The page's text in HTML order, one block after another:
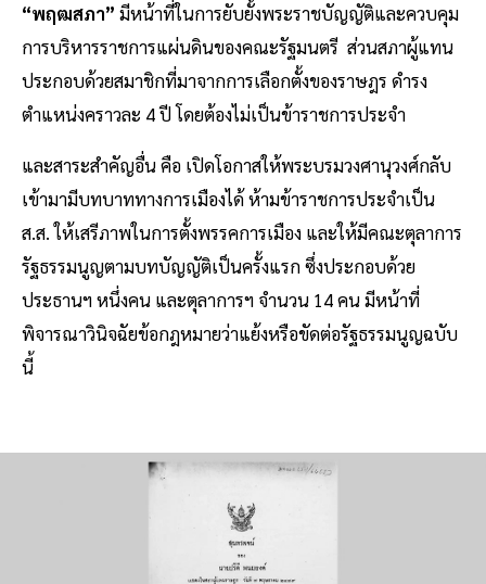
“พฤฒสภา” มีหน้าที่ในการยับยั้งพระราชบัญญัติและควบคุม
การบริหารราชการแผ่นดินของคณะรัฐมนตรี ส่วนสภาผู้แทน
ประกอบด้วยสมาชิกที่มาจากการเลือกตั้งของราษฎร ดำรง
ตำแหน่งคราวละ 4 ปี โดยต้องไม่เป็นข้าราชการประจำ
และสาระสำคัญอื่น คือ เปิดโอกาสให้พระบรมวงศานุวงศ์กลับ
เข้ามามีบทบาททางการเมืองได้ ห้ามข้าราชการประจำเป็น
ส.ส. ให้เสรีภาพในการตั้งพรรคการเมือง และให้มีคณะตุลาการ
รัฐธรรมนูญตามบทบัญญัติเป็นครั้งแรก ซึ่งประกอบด้วย
ประธานฯ หนึ่งคน และตุลาการฯ จำนวน 14 คน มีหน้าที่
พิจารณาวินิจฉัยข้อกฎหมายว่าแย้งหรือขัดต่อรัฐธรรมนูญฉบับ
นี้